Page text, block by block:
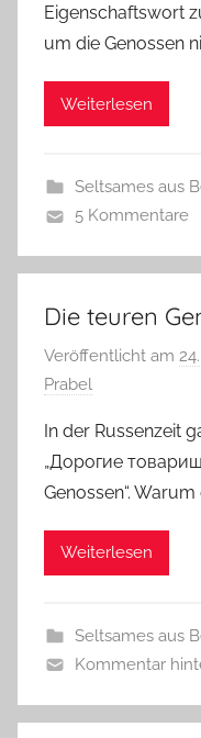
Eigenschaftswort
um die Genossen
Weiterlesen
Seltsames aus
5 Kommentare
Die teuren
Veröffentlicht am
Prabel
In der Russenzeit
„Дорогие
Genossen“.
Weiterlesen
Seltsames aus
Kommentar